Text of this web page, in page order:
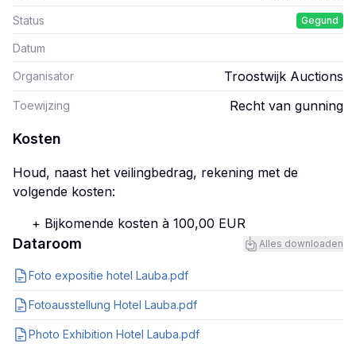
Status Gegund
Datum
Organisator Troostwijk Auctions
Toewijzing Recht van gunning
Kosten
Houd, naast het veilingbedrag, rekening met de
volgende kosten:
+ Bijkomende kosten à 100,00 EUR
Dataroom Alles downloaden
Foto expositie hotel Lauba.pdf
Fotoausstellung Hotel Lauba.pdf
Photo Exhibition Hotel Lauba.pdf